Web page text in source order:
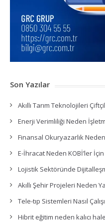
Son Yazılar
Akıllı Tarım Teknolojileri
Enerji Verimliliği Neden
Finansal Okuryazarlık
E-İhracat Neden KOBİ’ler İçin
Lojistik Sektöründe
Akıllı Şehir Projeleri Neden
Tele-tıp Sistemleri Nasıl
Hibrit eğitim neden kalıcı